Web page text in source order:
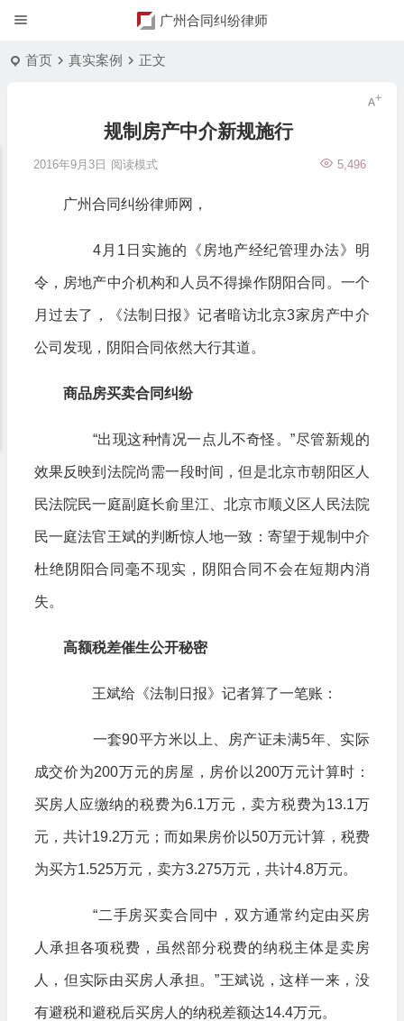
广州合同纠纷律师
首页 真实案例 正文
规制房产中介新规施行
2016年9月3日 5,496
阅读模式
广州合同纠纷律师网，
4月1日实施的《房地产经纪管理办法》明
令，房地产中介机构和人员不得操作阴阳合同。一个
月过去了，《法制日报》记者暗访北京3家房产中介
公司发现，阴阳合同依然大行其道。
商品房买卖合同纠纷
“出现这种情况一点儿不奇怪。”尽管新规的
效果反映到法院尚需一段时间，但是北京市朝阳区人
民法院民一庭副庭长俞里江、北京市顺义区人民法院
民一庭法官王斌的判断惊人地一致：寄望于规制中介
杜绝阴阳合同毫不现实，阴阳合同不会在短期内消
失。
高额税差催生公开秘密
王斌给《法制日报》记者算了一笔账：
一套90平方米以上、房产证未满5年、实际
成交价为200万元的房屋，房价以200万元计算时：
买房人应缴纳的税费为6.1万元，卖方税费为13.1万
元，共计19.2万元；而如果房价以50万元计算，税费
为买方1.525万元，卖方3.275万元，共计4.8万元。
“二手房买卖合同中，双方通常约定由买房
人承担各项税费，虽然部分税费的纳税主体是卖房
人，但实际由买房人承担。”王斌说，这样一来，没
有避税和避税后买房人的纳税差额达14.4万元。